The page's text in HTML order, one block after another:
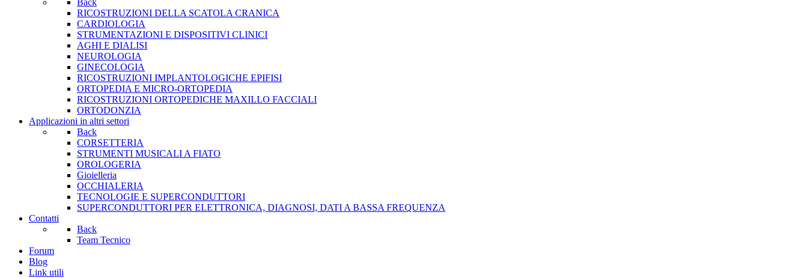
Back
RICOSTRUZIONI DELLA SCATOLA CRANICA
CARDIOLOGIA
STRUMENTAZIONI E DISPOSITIVI CLINICI
AGHI E DIALISI
NEUROLOGIA
GINECOLOGIA
RICOSTRUZIONI IMPLANTOLOGICHE EPIFISI
ORTOPEDIA E MICRO-ORTOPEDIA
RICOSTRUZIONI ORTOPEDICHE MAXILLO FACCIALI
ORTODONZIA
Applicazioni in altri settori
Back
CORSETTERIA
STRUMENTI MUSICALI A FIATO
OROLOGERIA
Gioielleria
OCCHIALERIA
TECNOLOGIE E SUPERCONDUTTORI
SUPERCONDUTTORI PER ELETTRONICA, DIAGNOSI, DATI A BASSA FREQUENZA
Contatti
Back
Team Tecnico
Forum
Blog
Link utili